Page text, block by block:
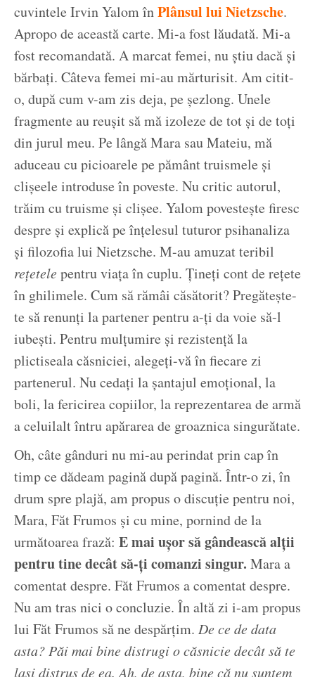
cuvintele Irvin Yalom înPlânsul lui Nietzsche.
Apropo de această carte. Mi-a fost lăudată. Mi-a
fost recomandată. A marcat femei, nu știu dacă și
bărbați. Câteva femei mi-au mărturisit. Am citit-
o, după cum v-am zis deja, pe șezlong. Unele
fragmente au reușit să mă izoleze de tot și de toți
din jurul meu. Pe lângă Mara sau Mateiu, mă
aduceau cu picioarele pe pământ truismele și
clișeele introduse în poveste. Nu critic autorul,
trăim cu truisme și clișee. Yalom povestește firesc
despre și explică pe înțelesul tuturor psihanaliza
și filozofia lui Nietzsche. M-au amuzat teribil
rețetelepentru viața în cuplu. Țineți cont de rețete
în ghilimele. Cum să rămâi căsătorit? Pregătește-
te să renunți la partener pentru a-ți da voie să-l
iubești. Pentru mulțumire și rezistență la
plictiseala căsniciei, alegeți-vă în fiecare zi
partenerul. Nu cedați la șantajul emoțional, la
boli, la fericirea copiilor, la reprezentarea de armă
a celuilalt întru apărarea de groaznica singurătate.
Oh, câte gânduri nu mi-au perindat prin cap în
timp ce dădeam pagină după pagină. Într-o zi, în
drum spre plajă, am propus o discuție pentru noi,
Mara, Făt Frumos și cu mine, pornind de la
următoarea frază: E mai ușor să gândească alții
pentru tine decât să-ți comanzi singur. Mara a
comentat despre. Făt Frumos a comentat despre.
Nu am tras nici o concluzie. În altă zi i-am propus
lui Făt Frumos să ne despărțim. De ce de data
asta? Păi mai bine distrugi o căsnicie decât să te
lași distrus de ea. Ah, de asta, bine că nu suntem